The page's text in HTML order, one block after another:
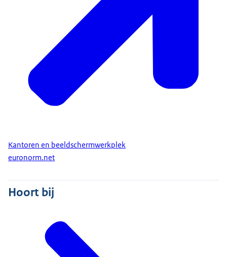
Kantoren en beeldschermwerkplek
euronorm.net
Hoort bij